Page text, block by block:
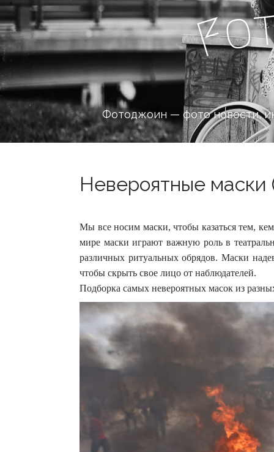
Fo
Фотоджоин — фото новости,
Невероятные маски
Мы все носим маски, чтобы казаться тем,
мире маски играют важную роль в
различных ритуальных обрядов. Маски
чтобы скрыть свое лицо от наблюдателей.
Подборка самых невероятных масок из